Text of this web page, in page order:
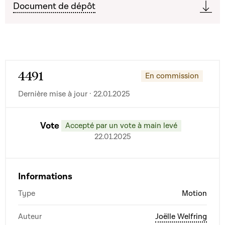
Document de dépôt
4491
En commission
Dernière mise à jour · 22.01.2025
Vote Accepté par un vote à main levé
22.01.2025
Informations
Type Motion
Auteur Joëlle Welfring